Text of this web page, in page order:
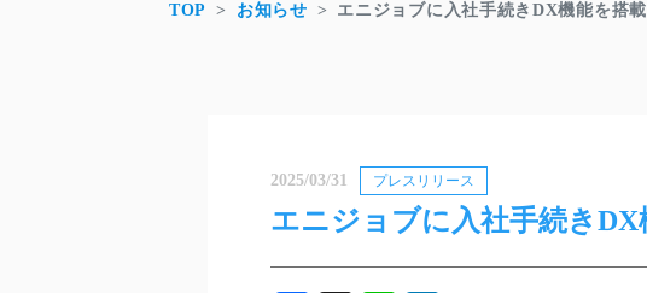
TOP お知らせ エニジョブに入社手続きDX機能を搭
2025/03/31 プレスリリース
エニジョブに入社手続き